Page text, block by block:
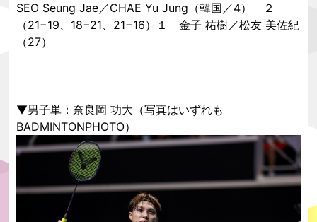
SEO Seung Jae／CHAE Yu Jung（韓国／4） ２
（21−19、18−21、21−16）１ 金子 祐樹／松友 美佐紀
（27）
▼男子単：奈良岡 功大（写真はいずれも
BADMINTONPHOTO）